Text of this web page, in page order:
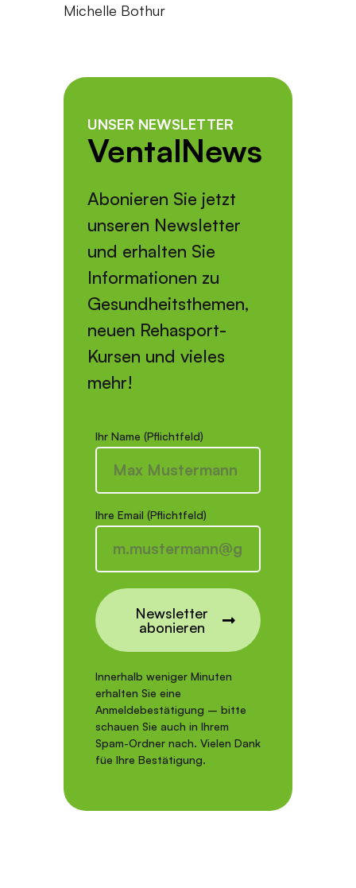
Michelle Bothur
UNSER NEWSLETTER
VentalNews
Abonieren Sie jetzt
unseren Newsletter
und erhalten Sie
Informationen zu
Gesundheitsthemen,
neuen Rehasport-
Kursen und vieles
mehr!
Ihr Name (Pflichtfeld)
Ihre Email (Pflichtfeld)
Newsletter
abonieren
Innerhalb weniger Minuten
erhalten Sie eine
Anmeldebestätigung – bitte
schauen Sie auch in Ihrem
Spam-Ordner nach. Vielen Dank
füe Ihre Bestätigung.